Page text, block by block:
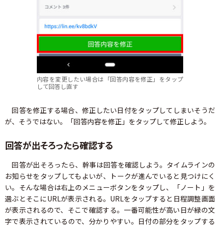
内容を変更したい場合は「回答内容を修正」をタップ
して回答し直す
回答を修正する場合、修正したい日付をタップしてしまいそうだ
が、そうではない。「回答内容を修正」をタップして修正しよう。
回答が出そろったら確認する
回答が出そろったら、幹事は回答を確認しよう。タイムラインの
お知らせをタップしてもよいが、トークが進んでいると見つけにく
い。そんな場合は右上のメニューボタンをタップし、「ノート」を
選ぶとそこにURLが表示される。URLをタップすると日程調整画面
が表示されるので、そこで確認する。一番可能性が高い日が緑の文
字で表示されているので、分かりやすい。日付の部分をタップする